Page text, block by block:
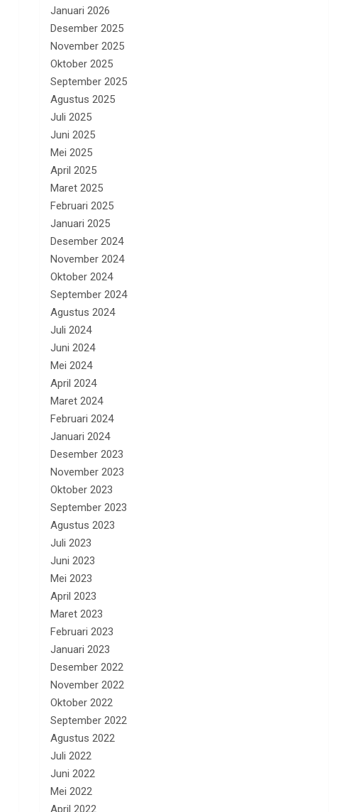
Januari 2026
Desember 2025
November 2025
Oktober 2025
September 2025
Agustus 2025
Juli 2025
Juni 2025
Mei 2025
April 2025
Maret 2025
Februari 2025
Januari 2025
Desember 2024
November 2024
Oktober 2024
September 2024
Agustus 2024
Juli 2024
Juni 2024
Mei 2024
April 2024
Maret 2024
Februari 2024
Januari 2024
Desember 2023
November 2023
Oktober 2023
September 2023
Agustus 2023
Juli 2023
Juni 2023
Mei 2023
April 2023
Maret 2023
Februari 2023
Januari 2023
Desember 2022
November 2022
Oktober 2022
September 2022
Agustus 2022
Juli 2022
Juni 2022
Mei 2022
April 2022